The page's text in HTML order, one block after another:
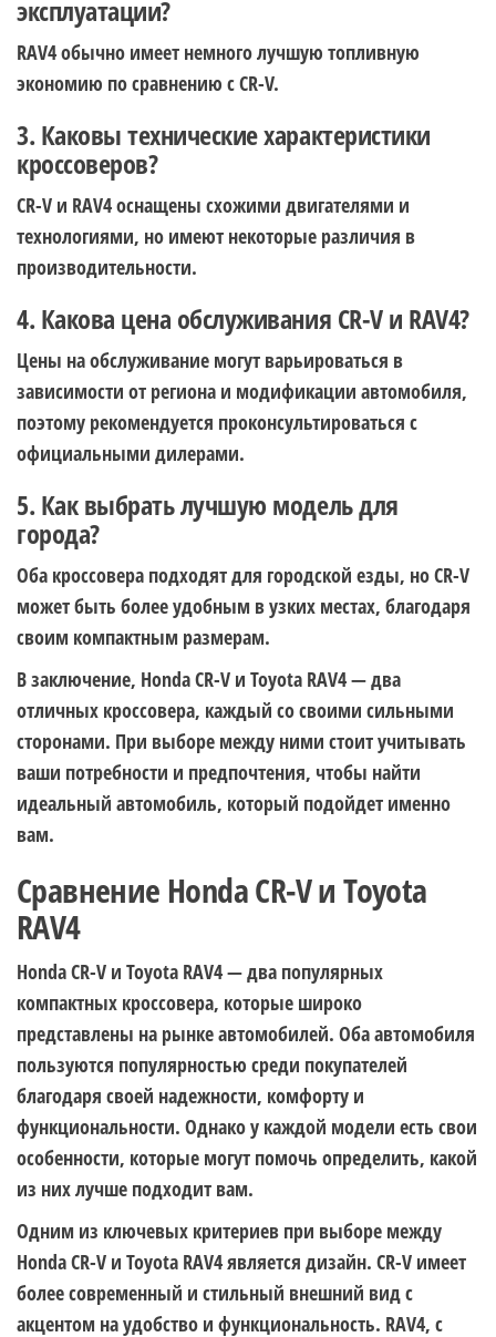
эксплуатации?
RAV4 обычно имеет немного лучшую топливную
экономию по сравнению с CR-V.
3. Каковы технические характеристики
кроссоверов?
CR-V и RAV4 оснащены схожими двигателями и
технологиями, но имеют некоторые различия в
производительности.
4. Какова цена обслуживания CR-V и RAV4?
Цены на обслуживание могут варьироваться в
зависимости от региона и модификации автомобиля,
поэтому рекомендуется проконсультироваться с
официальными дилерами.
5. Как выбрать лучшую модель для
города?
Оба кроссовера подходят для городской езды, но CR-V
может быть более удобным в узких местах, благодаря
своим компактным размерам.
В заключение, Honda CR-V и Toyota RAV4 — два
отличных кроссовера, каждый со своими сильными
сторонами. При выборе между ними стоит учитывать
ваши потребности и предпочтения, чтобы найти
идеальный автомобиль, который подойдет именно
вам.
Сравнение Honda CR-V и Toyota
RAV4
Honda CR-V и Toyota RAV4 — два популярных
компактных кроссовера, которые широко
представлены на рынке автомобилей. Оба автомобиля
пользуются популярностью среди покупателей
благодаря своей надежности, комфорту и
функциональности. Однако у каждой модели есть свои
особенности, которые могут помочь определить, какой
из них лучше подходит вам.
Одним из ключевых критериев при выборе между
Honda CR-V и Toyota RAV4 является дизайн. CR-V имеет
более современный и стильный внешний вид с
акцентом на удобство и функциональность. RAV4, с